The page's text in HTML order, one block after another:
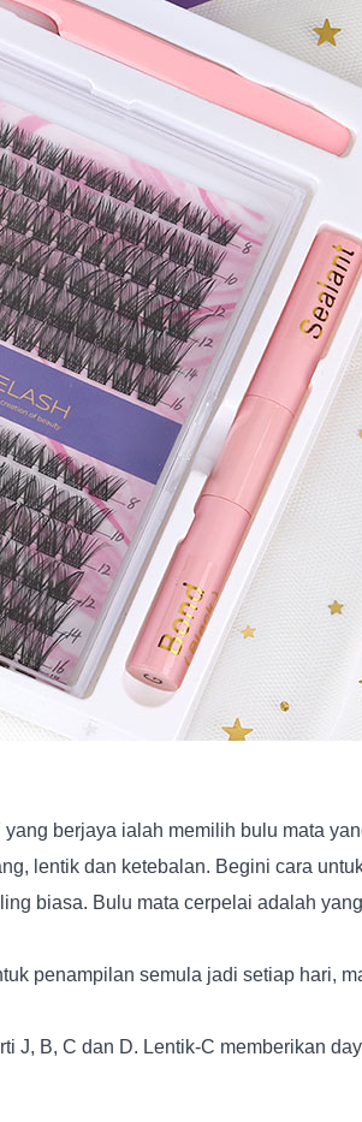
berjaya ialah memilih bulu mata
lentik dan ketebalan. Begini cara
biasa. Bulu mata cerpelai adalah
penampilan semula jadi setiap hari,
J, B, C dan D. Lentik-C memberikan